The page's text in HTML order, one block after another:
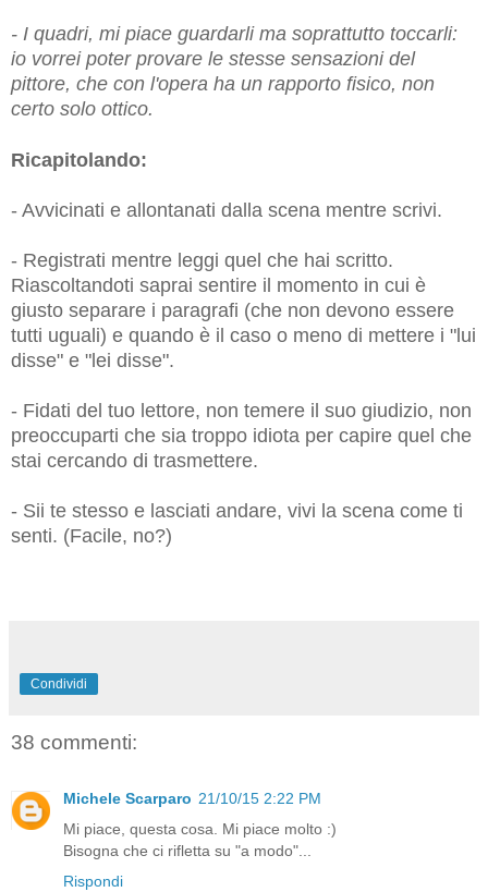
- I quadri, mi piace guardarli ma soprattutto toccarli:
io vorrei poter provare le stesse sensazioni del
pittore, che con l'opera ha un rapporto fisico, non
certo solo ottico.
Ricapitolando:
- Avvicinati e allontanati dalla scena mentre scrivi.
- Registrati mentre leggi quel che hai scritto.
Riascoltandoti saprai sentire il momento in cui è
giusto separare i paragrafi (che non devono essere
tutti uguali) e quando è il caso o meno di mettere i "lui
disse" e "lei disse".
- Fidati del tuo lettore, non temere il suo giudizio, non
preoccuparti che sia troppo idiota per capire quel che
stai cercando di trasmettere.
- Sii te stesso e lasciati andare, vivi la scena come ti
senti. (Facile, no?)
Condividi
38 commenti:
Michele Scarparo 21/10/15 2:22 PM
Mi piace, questa cosa. Mi piace molto :)
Bisogna che ci rifletta su "a modo"...
Rispondi